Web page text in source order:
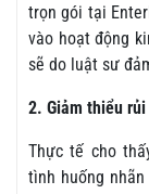
trọn gói tại
vào hoạt động
sẽ do luật sư
2. Giảm thiểu
Thực tế cho
tình huống